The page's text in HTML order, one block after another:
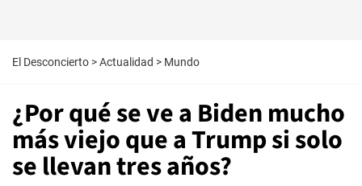
El Desconcierto >Actualidad > Mundo
¿Por qué se ve a Biden mucho
más viejo que a Trump si solo
se llevan tres años?